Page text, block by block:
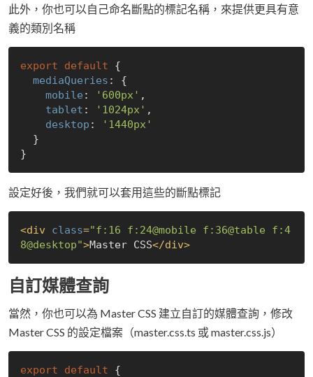
此外，你也可以自己命名斷點的標記名稱，來提供更具有意
義的類別名稱
export default {
mediaQueries : {
mobile : '600px' ,
tablet : '1024px' ,
desktop :
'1440px'
設定好後，我們就可以套用這些的斷點標記
<div class="f:16 f:24@mobile f:36@table f:4
8@desktop">Master CSS</div>
自訂媒體查詢
當然，你也可以為 Master CSS 建立自訂的媒體查詢，修改
Master CSS 的設定檔案（master.css.ts 或 master.css.js）
export default {